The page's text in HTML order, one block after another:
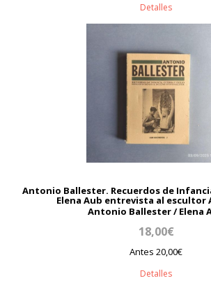
Detalles
Antonio Ballester. Recuerdos de
Elena Aub entrevista al escultor
Antonio Ballester / Elena
18,00€
Antes 20,00€
Detalles